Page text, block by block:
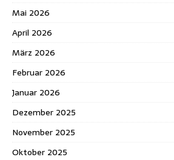
Mai 2026
April 2026
März 2026
Februar 2026
Januar 2026
Dezember 2025
November 2025
Oktober 2025